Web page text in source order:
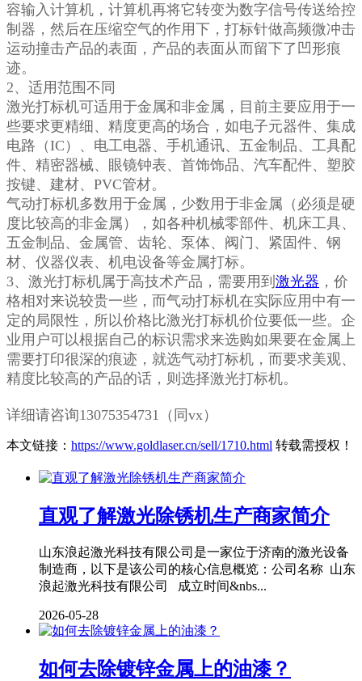
容输入计算机，计算机再将它转变为数字信号传送给控
制器，然后在压缩空气的作用下，打标针做高频微冲击
运动撞击产品的表面，产品的表面从而留下了凹形痕
迹。
2、适用范围不同
激光打标机可适用于金属和非金属，目前主要应用于一
些要求更精细、精度更高的场合，如电子元器件、集成
电路（IC）、电工电器、手机通讯、五金制品、工具配
件、精密器械、眼镜钟表、首饰饰品、汽车配件、塑胶
按键、建材、PVC管材。
气动打标机多数用于金属，少数用于非金属（必须是硬
度比较高的非金属），如各种机械零部件、机床工具、
五金制品、金属管、齿轮、泵体、阀门、紧固件、钢
材、仪器仪表、机电设备等金属打标。
3、激光打标机属于高技术产品，需要用到 激光器 ，价
格相对来说较贵一些，而气动打标机在实际应用中有一
定的局限性，所以价格比激光打标机价位要低一些。企
业用户可以根据自己的标识需求来选购如果要在金属上
需要打印很深的痕迹，就选气动打标机，而要求美观、
精度比较高的产品的话，则选择激光打标机。
详细请咨询13075354731（同vx）
本文链接： https://www.goldlaser.cn/sell/1710.html 转载需授权！
直观了解激光除锈机生产商家简介
山东浪起激光科技有限公司是一家位于济南的激光设备
制造商，以下是该公司的核心信息概览：公司名称 山东
浪起激光科技有限公司 成立时间&nbs...
2026-05-28
如何去除镀锌金属上的油漆？